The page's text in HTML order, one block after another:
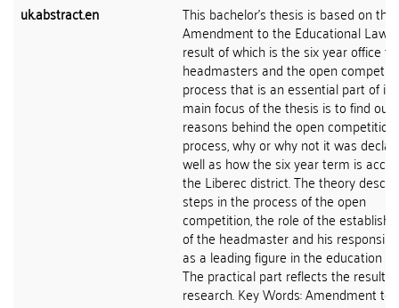
uk.abstract.en
This bachelor's thesis is based on the
Amendment to the Educational Law.
result of which is the six year office
headmasters and the open
process that is an essential part of it.
main focus of the thesis is to find out
reasons behind the open competition
process, why or why not it was
well as how the six year term is
the Liberec district. The theory
steps in the process of the open
competition, the role of the
of the headmaster and his
as a leading figure in the education
The practical part reflects the results
research. Key Words: Amendment to